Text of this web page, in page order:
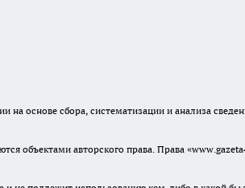
основе сбора, систематизации и анализа
объектами авторского права. Права